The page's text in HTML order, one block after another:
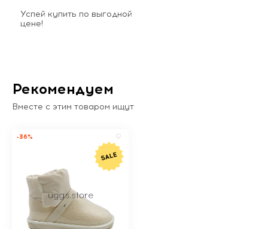
Успей купить по выгодной
цене!
Рекомендуем
Вместе с этим товаром ищут
-36%